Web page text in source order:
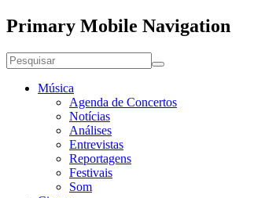
Primary Mobile Navigation
Música
Agenda de Concertos
Notícias
Análises
Entrevistas
Reportagens
Festivais
Som